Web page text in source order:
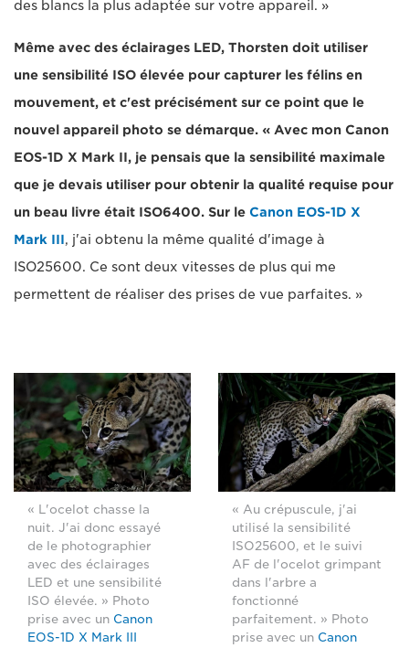
des blancs la plus adaptée sur votre appareil. »
Même avec des éclairages LED, Thorsten doit utiliser
une sensibilité ISO élevée pour capturer les félins en
mouvement, et c'est précisément sur ce point que le
nouvel appareil photo se démarque. « Avec mon Canon
EOS-1D X Mark II, je pensais que la sensibilité maximale
que je devais utiliser pour obtenir la qualité requise pour
un beau livre était ISO6400. Sur le Canon EOS-1D X
Mark III, j'ai obtenu la même qualité d'image à
ISO25600. Ce sont deux vitesses de plus qui me
permettent de réaliser des prises de vue parfaites. »
« L'ocelot chasse la
nuit. J'ai donc essayé
de le photographier
avec des éclairages
LED et une sensibilité
ISO élevée. » Photo
prise avec un Canon
EOS-1D X Mark III
« Au crépuscule, j'ai
utilisé la sensibilité
ISO25600, et le suivi
AF de l'ocelot grimpant
dans l'arbre a
fonctionné
parfaitement. » Photo
prise avec un Canon